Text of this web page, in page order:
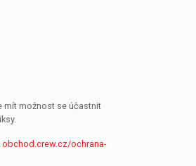
mít možnost se účastnit
obchod.crew.cz/ochrana-